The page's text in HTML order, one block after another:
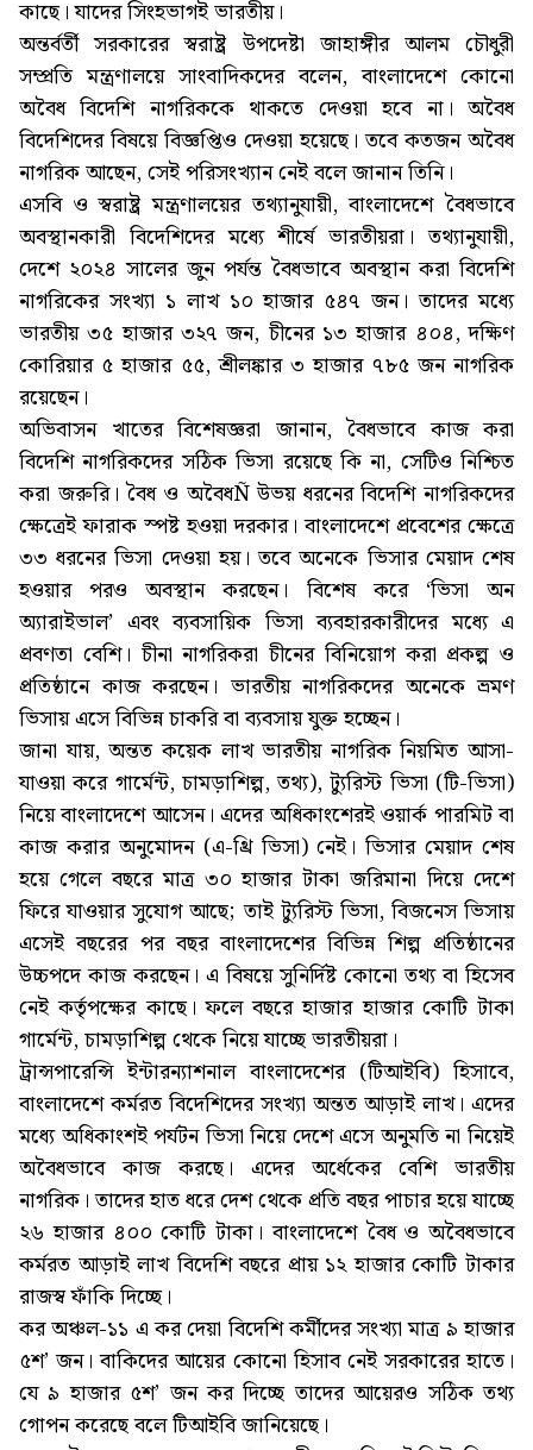
কাছে। যাদের সিংহভাগই ভারতীয়।
অন্তর্বর্তী সরকারের স্বরাষ্ট্র উপদেষ্টা জাহাঙ্গীর আলম চৌধুরী
সম্প্রতি মন্ত্রণালয়ে সাংবাদিকদের বলেন, বাংলাদেশে কোনো
অবৈধ বিদেশি নাগরিককে থাকতে দেওয়া হবে না। অবৈধ
বিদেশিদের বিষয়ে বিজ্ঞপ্তিও দেওয়া হয়েছে। তবে কতজন অবৈধ
নাগরিক আছেন, সেই পরিসংখ্যান নেই বলে জানান তিনি।
এসবি ও স্বরাষ্ট্র মন্ত্রণালয়ের তথ্যানুযায়ী, বাংলাদেশে বৈধভাবে
অবস্থানকারী বিদেশিদের মধ্যে শীর্ষে ভারতীয়রা। তথ্যানুযায়ী,
দেশে ২০২৪ সালের জুন পর্যন্ত বৈধভাবে অবস্থান করা বিদেশি
নাগরিকের সংখ্যা ১ লাখ ১০ হাজার ৫৪৭ জন। তাদের মধ্যে
ভারতীয় ৩৫ হাজার ৩২৭ জন, চীনের ১৩ হাজার ৪০৪, দক্ষিণ
কোরিয়ার ৫ হাজার ৫৫, শ্রীলঙ্কার ৩ হাজার ৭৮৫ জন নাগরিক
রয়েছেন।
অভিবাসন খাতের বিশেষজ্ঞরা জানান, বৈধভাবে কাজ করা
বিদেশি নাগরিকদের সঠিক ভিসা রয়েছে কি না, সেটিও নিশ্চিত
করা জরুরি। বৈধ ও অবৈধÑ উভয় ধরনের বিদেশি নাগরিকদের
ক্ষেত্রেই ফারাক স্পষ্ট হওয়া দরকার। বাংলাদেশে প্রবেশের ক্ষেত্রে
৩৩ ধরনের ভিসা দেওয়া হয়। তবে অনেকে ভিসার মেয়াদ শেষ
হওয়ার পরও অবস্থান করছেন। বিশেষ করে ‘ভিসা অন
অ্যারাইভাল’ এবং ব্যবসায়িক ভিসা ব্যবহারকারীদের মধ্যে এ
প্রবণতা বেশি। চীনা নাগরিকরা চীনের বিনিয়োগ করা প্রকল্প ও
প্রতিষ্ঠানে কাজ করছেন। ভারতীয় নাগরিকদের অনেকে ভ্রমণ
ভিসায় এসে বিভিন্ন চাকরি বা ব্যবসায় যুক্ত হচ্ছেন।
জানা যায়, অন্তত কয়েক লাখ ভারতীয় নাগরিক নিয়মিত আসা-
যাওয়া করে গার্মেন্ট, চামড়াশিল্প, তথ্য), ট্যুরিস্ট ভিসা (টি-ভিসা)
নিয়ে বাংলাদেশে আসেন। এদের অধিকাংশেরই ওয়ার্ক পারমিট বা
কাজ করার অনুমোদন (এ-থ্রি ভিসা) নেই। ভিসার মেয়াদ শেষ
হয়ে গেলে বছরে মাত্র ৩০ হাজার টাকা জরিমানা দিয়ে দেশে
ফিরে যাওয়ার সুযোগ আছে; তাই ট্যুরিস্ট ভিসা, বিজনেস ভিসায়
এসেই বছরের পর বছর বাংলাদেশের বিভিন্ন শিল্প প্রতিষ্ঠানের
উচ্চপদে কাজ করছেন। এ বিষয়ে সুনির্দিষ্ট কোনো তথ্য বা হিসেব
নেই কর্তৃপক্ষের কাছে। ফলে বছরে হাজার হাজার কোটি টাকা
গার্মেন্ট, চামড়াশিল্প থেকে নিয়ে যাচ্ছে ভারতীয়রা।
ট্রান্সপারেন্সি ইন্টারন্যাশনাল বাংলাদেশের (টিআইবি) হিসাবে,
বাংলাদেশে কর্মরত বিদেশিদের সংখ্যা অন্তত আড়াই লাখ। এদের
মধ্যে অধিকাংশই পর্যটন ভিসা নিয়ে দেশে এসে অনুমতি না নিয়েই
অবৈধভাবে কাজ করছে। এদের অর্ধেকের বেশি ভারতীয়
নাগরিক। তাদের হাত ধরে দেশ থেকে প্রতি বছর পাচার হয়ে যাচ্ছে
২৬ হাজার ৪০০ কোটি টাকা। বাংলাদেশে বৈধ ও অবৈধভাবে
কর্মরত আড়াই লাখ বিদেশি বছরে প্রায় ১২ হাজার কোটি টাকার
রাজস্ব ফাঁকি দিচ্ছে।
কর অঞ্চল-১১ এ কর দেয়া বিদেশি কর্মীদের সংখ্যা মাত্র ৯ হাজার
৫শ’ জন। বাকিদের আয়ের কোনো হিসাব নেই সরকারের হাতে।
যে ৯ হাজার ৫শ’ জন কর দিচ্ছে তাদের আয়েরও সঠিক তথ্য
গোপন করেছে বলে টিআইবি জানিয়েছে।